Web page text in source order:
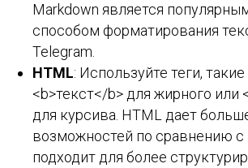
Markdown является
способом форматирования
Telegram.
HTML: Используйте теги, такие
<b>текст</b> для жирного или
для курсива. HTML дает
возможностей по сравнению с
подходит для более